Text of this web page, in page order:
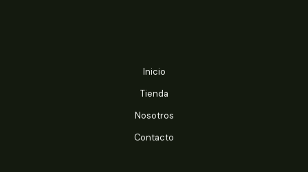
Inicio
Tienda
Nosotros
Contacto